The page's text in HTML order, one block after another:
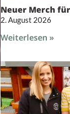
Neuer Merch
2. August 2026
Weiterlesen »